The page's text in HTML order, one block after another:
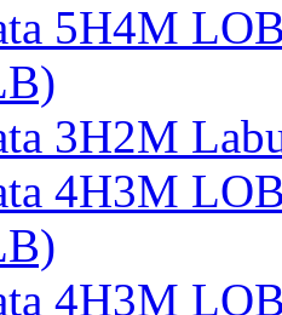
5H4M
3H2M
4H3M
4H3M